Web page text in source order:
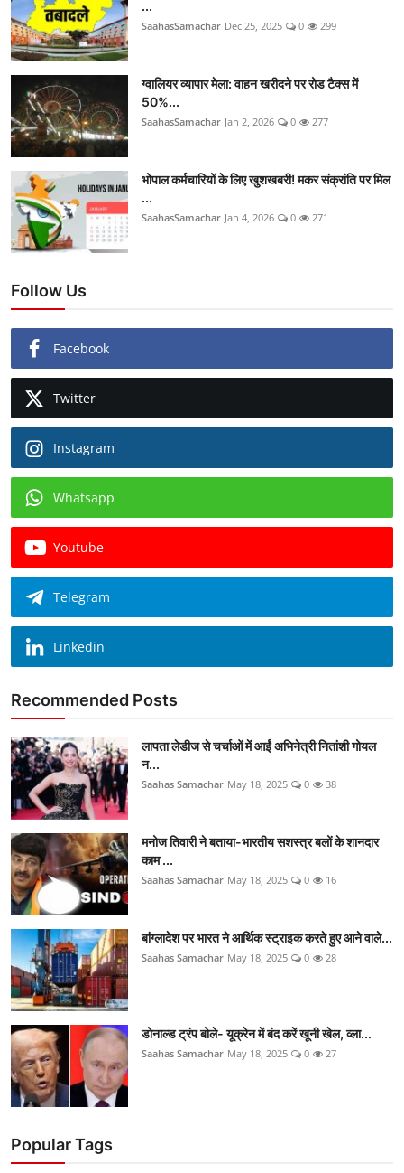
...
SaahasSamachar Dec 25, 2025 0 299
ग्वालियर व्यापार मेला: वाहन खरीदने पर रोड टैक्स में
50%...
SaahasSamachar Jan 2, 2026 0 277
भोपाल कर्मचारियों के लिए खुशखबरी! मकर संक्रांति पर मिल
...
SaahasSamachar Jan 4, 2026 0 271
Follow Us
Facebook
Twitter
Instagram
Whatsapp
Youtube
Telegram
Linkedin
Recommended Posts
लापता लेडीज से चर्चाओं में आईं अभिनेत्री नितांशी गोयल
न...
Saahas Samachar May 18, 2025 0 38
मनोज तिवारी ने बताया-भारतीय सशस्त्र बलों के शानदार
काम ...
Saahas Samachar May 18, 2025 0 16
बांग्लादेश पर भारत ने आर्थिक स्ट्राइक करते हुए आने वाले...
Saahas Samachar May 18, 2025 0 28
डोनाल्ड ट्रंप बोले- यूक्रेन में बंद करें खूनी खेल, व्ला...
Saahas Samachar May 18, 2025 0 27
Popular Tags